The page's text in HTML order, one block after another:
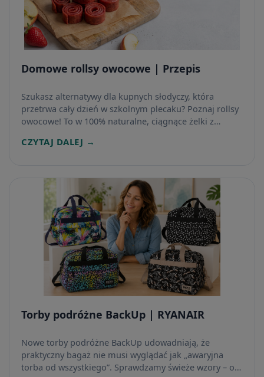
Domowe rollsy owocowe | Przepis
Szukasz alternatywy dla kupnych słodyczy, która
przetrwa cały dzień w szkolnym plecaku? Poznaj rollsy
owocowe! To w 100% naturalne, ciągnące żelki z
cukru. Zobacz nasz prosty poradnik krok po kroku.
CZYTAJ DALEJ →
Torby podróżne BackUp | RYANAIR
Nowe torby podróżne BackUp udowadniają, że
praktyczny bagaż nie musi wyglądać jak „awaryjna
torba od wszystkiego”. Sprawdzamy świeże wzory – od